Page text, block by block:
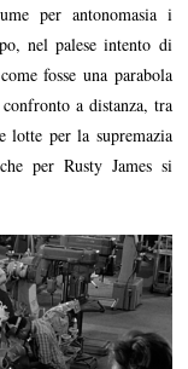
per antonomasia i
nel palese intento di
fosse una parabola
a distanza, tra
lotte per la supremazia
per Rusty James si